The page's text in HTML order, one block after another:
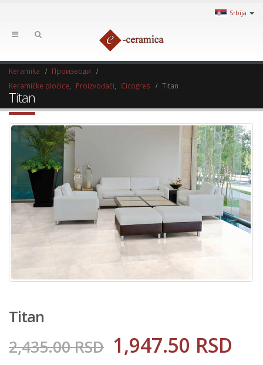
Srbija
Keramika
Производи
Keramičke pločice
Proizvođači Cicogres Titan
Titan
Titan
2,435.00RSD 1,947.50 RSD